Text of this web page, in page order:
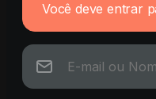
Você deve entrar